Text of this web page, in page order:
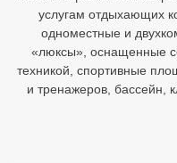
услугам отдыхающих
одноместные и
«люксы», оснащенные
техникой, спортивные
и тренажеров, бассейн,
Южный Гоа
Занзибар
Абхазия